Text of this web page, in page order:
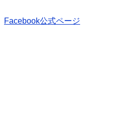
Facebook公式ページ